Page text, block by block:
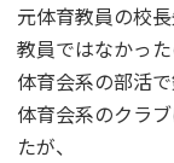
元体育教員の校
教員ではなかっ
体育会系の部活
体育会系のクラ
たが、